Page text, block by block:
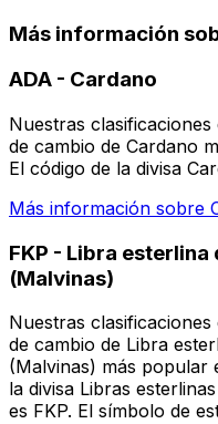
Más información
ADA - Cardano
Nuestras
de cambio de Cardano
El código de la divisa
Más información sobre
FKP - Libra esterlina
(Malvinas)
Nuestras
de cambio de Libra
(Malvinas) más popular
la divisa Libras
es FKP. El símbolo de